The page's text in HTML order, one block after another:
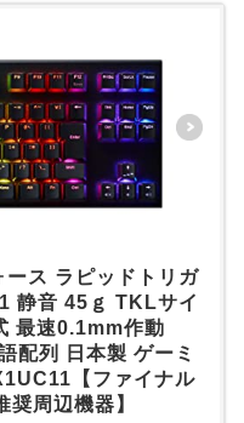
ス ラピッドトリガ
静音 45ｇ TKLサイ
最速0.1mm作動
配列 日本製 ゲーミ
【ファイナル
周辺機器】